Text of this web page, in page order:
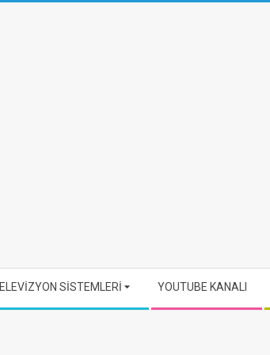
SİSTEMLERİ YOUTUBE KANALI